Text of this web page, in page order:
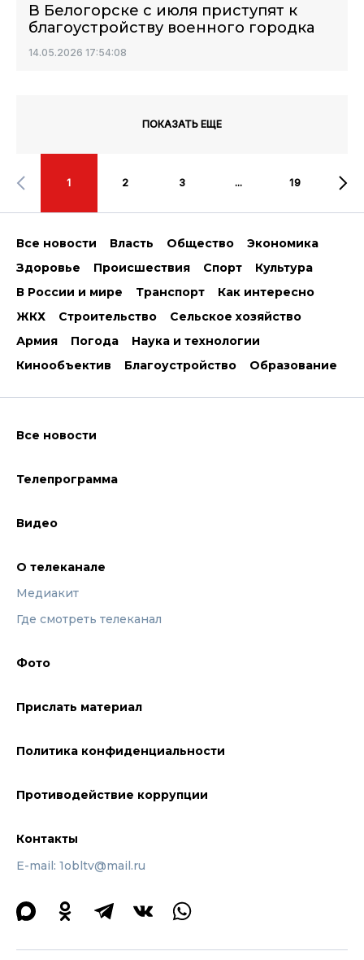
В Белогорске с июля приступят к
благоустройству военного городка
14.05.2026 17:54:08
ПОКАЗАТЬ ЕЩЕ
1 2 3 ... 19
Все новости Власть Общество
Экономика
Здоровье
Происшествия Спорт
Культура
В России и мире
Транспорт
Как интересно
ЖКХ
Строительство
Сельское хозяйство
Армия
Погода
Наука и технологии
Кинообъектив
Благоустройство Образование
Все новости
Телепрограмма
Видео
О телеканале
Медиакит
Где смотреть телеканал
Фото
Прислать материал
Политика конфиденциальности
Противодействие коррупции
Контакты
E-mail: 1obltv@mail.ru